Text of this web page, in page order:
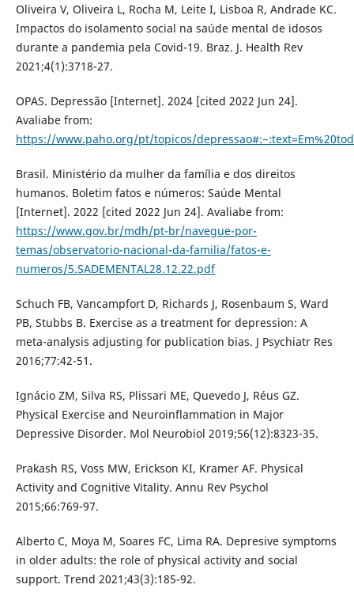
Oliveira V, Oliveira L, Rocha M, Leite I, Lisboa R, Andrade KC.
Impactos do isolamento social na saúde mental de idosos
durante a pandemia pela Covid-19. Braz. J. Health Rev
2021;4(1):3718-27.
OPAS. Depressão [Internet]. 2024 [cited 2022 Jun 24].
Avaliabe from:
https://www.paho.org/pt/topicos/
Brasil. Ministério da mulher da família e dos direitos
humanos. Boletim fatos e números: Saúde Mental
[Internet]. 2022 [cited 2022 Jun 24]. Avaliabe from:
https://www.gov.br/mdh/pt-br/navegue-por-
temas/observatorio-nacional-da-familia/fatos-e-
numeros/5.SADEMENTAL28.12.22.pdf
Schuch FB, Vancampfort D, Richards J, Rosenbaum S, Ward
PB, Stubbs B. Exercise as a treatment for depression: A
meta-analysis adjusting for publication bias. J Psychiatr Res
2016;77:42-51.
Ignácio ZM, Silva RS, Plissari ME, Quevedo J, Réus GZ.
Physical Exercise and Neuroinflammation in Major
Depressive Disorder. Mol Neurobiol 2019;56(12):8323-35.
Prakash RS, Voss MW, Erickson KI, Kramer AF. Physical
Activity and Cognitive Vitality. Annu Rev Psychol
2015;66:769-97.
Alberto C, Moya M, Soares FC, Lima RA. Depresive symptoms
in older adults: the role of physical activity and social
support. Trend 2021;43(3):185-92.